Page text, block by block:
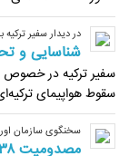
در دیدار سفیر
شناسایی و
سفیر ترکیه در خصوص
سقوط هواپیمای
سخنگوی سازمان
مصدومیت ٣٨ نفر در شب چهارشنبه سوری تهران